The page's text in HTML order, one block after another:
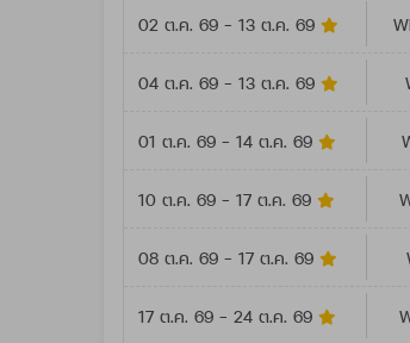
02 ต.ค. 69 - 13 ต.ค. 69
04 ต.ค. 69 - 13 ต.ค. 69
01 ต.ค. 69 - 14 ต.ค. 69
10 ต.ค. 69 - 17 ต.ค. 69
08 ต.ค. 69 - 17 ต.ค. 69
17 ต.ค. 69 - 24 ต.ค. 69